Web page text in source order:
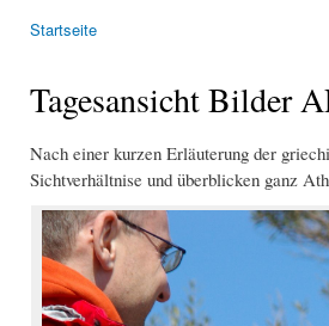
Startseite
Tagesansicht Bilder
Nach einer kurzen Erläuterung der
Sichtverhältnise und überblicken ganz